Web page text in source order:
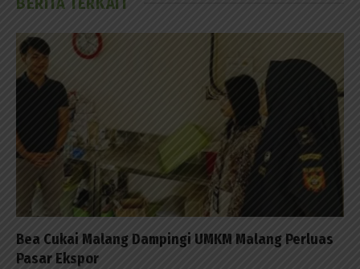
Bea Cukai Malang Dampingi UMKM Malang Perluas
Pasar Ekspor